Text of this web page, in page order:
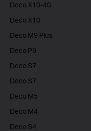
Deco X10-4G
Deco X10
Deco M9 Plus
Deco P9
Deco S7
Deco S7
Deco M5
Deco M4
Deco S4